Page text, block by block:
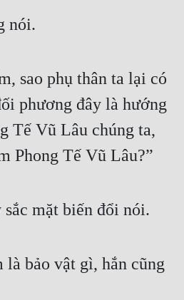
nói.
sao phụ thân ta lại có
phương đây là hướng
Tế Vũ Lâu chúng ta,
Phong Tế Vũ Lâu?”
mặt biến đổi nói.
là bảo vật gì, hắn cũng